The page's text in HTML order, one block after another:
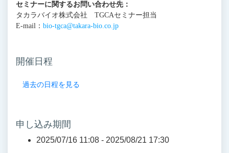
セミナーに関するお問い合わせ先：
タカラバイオ株式会社 TGCAセミナー担当
E-mail： bio-tgca@takara-bio.co.jp
開催日程
過去の日程を見る
申し込み期間
2025/07/16 11:08 - 2025/08/21 17:30